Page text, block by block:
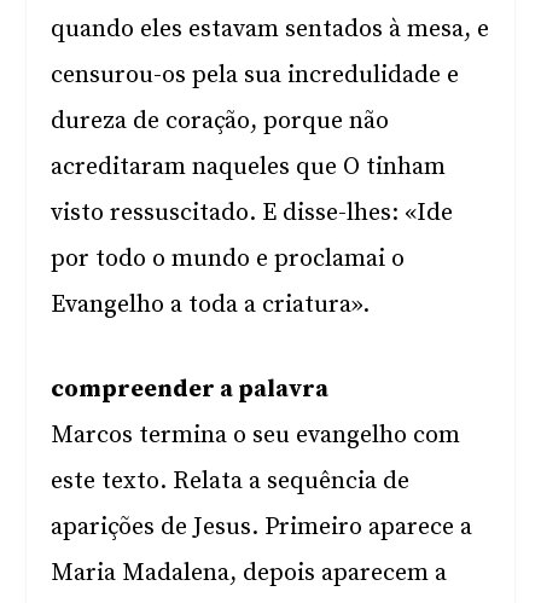
quando eles estavam sentados à mesa, e
censurou-os pela sua incredulidade e
dureza de coração, porque não
acreditaram naqueles que O tinham
visto ressuscitado. E disse-lhes: «Ide
por todo o mundo e proclamai o
Evangelho a toda a criatura».
compreender a palavra
Marcos termina o seu evangelho com
este texto. Relata a sequência de
aparições de Jesus. Primeiro aparece a
Maria Madalena, depois aparecem a